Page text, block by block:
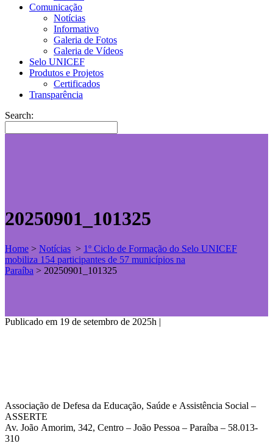
Comunicação
Notícias
Informativo
Galeria de Fotos
Galeria de Vídeos
Selo UNICEF
Produtos e Projetos
Certificados
Transparência
Search:
20250901_101325
Home > Notícias > 1º Ciclo de Formação do Selo UNICEF
mobiliza 154 participantes de 57 municípios na
Paraíba > 20250901_101325
Publicado em 19 de setembro de 2025h |
Associação de Defesa da Educação, Saúde e Assistência Social –
ASSERTE
Av. João Amorim, 342, Centro – João Pessoa – Paraíba – 58.013-
310